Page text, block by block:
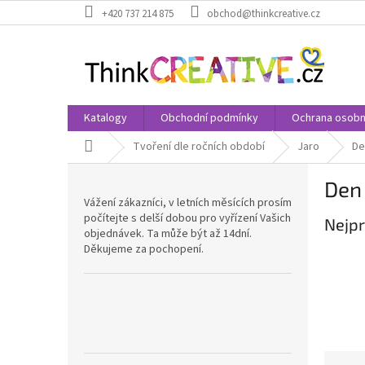
na
+420 737 214 875 obchod@thinkcreative.cz
Katalogy Obchodní podmínky Ochrana
Domů Tvoření dle ročních období Jaro
Vážení zákazníci, v letních měsících prosím
počítejte s delší dobou pro vyřízení Vašich
objednávek. Ta může být až 14dní.
Děkujeme za pochopení.